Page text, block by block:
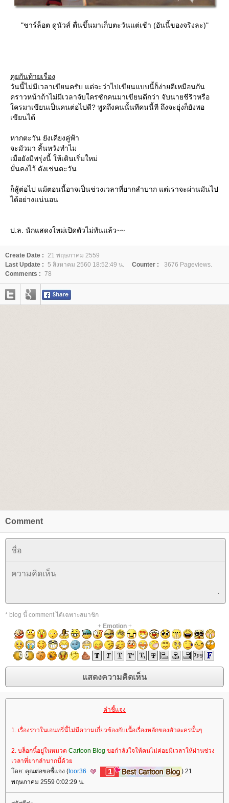
"ชาร์ล็อต ดูนัวส์ ตื่นขึ้นมาเก็บตะวันแต่เช้า (อันนี้ของจริงละ)"
คุยกันท้ายเรื่อง
วันนี้ไม่มีเวลาเขียนครับ แต่จะว่าไปเขียนแบบนี้ก็ง่ายดีเหมือนกัน
คราวหน้าถ้าไม่มีเวลาจับใครซักคนมาเขียนดีกว่า จับนายชีริวหรือ
ครมาเขียนเป็นคนต่อไปดี? พูดถึงคนนั้นทีคนนี้ที ถึงจะยุ่งก็ยังพอ
เขียนได้
หากตะวัน ยังเคียงคู่ฟ้า
จะมัวมา สิ้นหวังทำไม
เมื่อยังมีพรุ่งนี้ ให้เดินเริ่มใหม่
มั่นคงไว้ ดังเช่นตะวัน
ก็สู้ต่อไป แม้ตอนนี้อาจเป็นช่วงเวลาที่ยากลำบาก แต่เราจะผ่านมันไป
ได้อย่างแน่นอน
ป.ล. นักแสดงใหม่เปิดตัวไม่ทันแล้ว~~
Create Date : 21 พฤษภาคม 2559
Last Update : 5 สิงหาคม 2560 18:52:49 น. Counter :
3676 Pageviews.
Comments : 78
Comment
* blog นี้ comment ได้เฉพาะสมาชิก
+ Emotion+
คำชี้แจง
1. เรื่องราวในเอนทรี่นี้ไม่มีความเกี่ยวข้องกับเนื้อเรื่องหลักของตัวละครนั้นๆ
2. บล็อกนี้อยู่ในหมวด Cartoon Blog ขอกำลังใจให้คนไม่ค่อยมีเวลาให้ผ่านช่วง
เวลาที่ยากลำบากนี้ด้ว
ดย: คุณต่อขอชี้แจง (toor36
) 21
พฤษภาคม 2559 0:02:29 น.